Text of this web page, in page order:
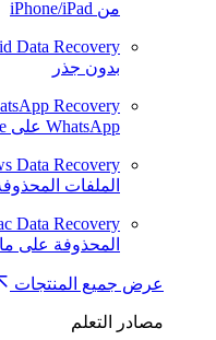
من iPhone/iPad
Data Recovery
بدون جذر
Recovery
WhatsApp على Android/iPhone
Data Recovery
الملفات
Data Recovery
المحذوفة على
عرض جميع المنتجات
مصادر التعلم